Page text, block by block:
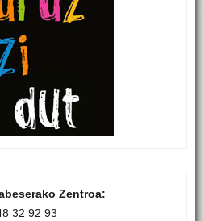
Zentroa:
32 92 93